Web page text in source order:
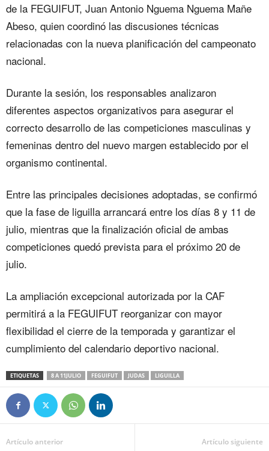
de la FEGUIFUT, Juan Antonio Nguema Nguema Mañe
Abeso, quien coordinó las discusiones técnicas
relacionadas con la nueva planificación del campeonato
nacional.
Durante la sesión, los responsables analizaron
diferentes aspectos organizativos para asegurar el
correcto desarrollo de las competiciones masculinas y
femeninas dentro del nuevo margen establecido por el
organismo continental.
Entre las principales decisiones adoptadas, se confirmó
que la fase de liguilla arrancará entre los días 8 y 11 de
julio, mientras que la finalización oficial de ambas
competiciones quedó prevista para el próximo 20 de
julio.
La ampliación excepcional autorizada por la CAF
permitirá a la FEGUIFUT reorganizar con mayor
flexibilidad el cierre de la temporada y garantizar el
cumplimiento del calendario deportivo nacional.
ETIQUETAS 8 A 11JULIO FEGUIFUT JUDAS LIGUILLA
Artículo anterior Artículo siguiente